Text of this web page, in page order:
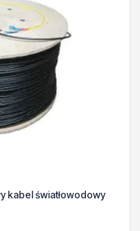
kabel światłowodowy